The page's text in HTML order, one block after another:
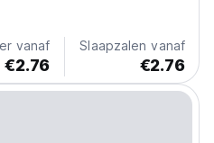
vanaf
€2.76
Slaapzalen vanaf
€2.76